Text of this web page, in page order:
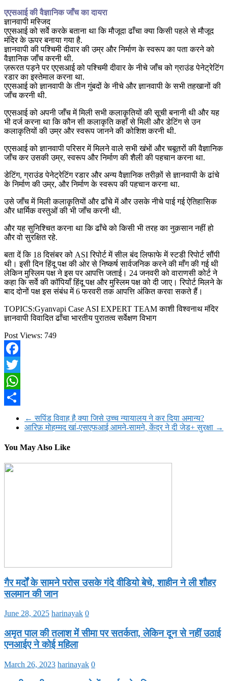
एएसआई की वैज्ञानिक जाँच का दायरा
ज्ञानवापी मस्जिद
एएसआई को सर्वे करके बताना था कि मौजूदा ढाँचा क्या किसी पहले से मौजूद
मंदिर के ऊपर बनाया गया है.
ज्ञानवापी की पश्चिमी दीवार की उम्र और निर्माण के स्वरूप का पता करने को
वैज्ञानिक जाँच करनी थी.
ज़रूरत पड़ने पर एएसआई को पश्चिमी दीवार के नीचे जाँच को ग्राउंड पेनेट्रेटिंग
रडार का इस्तेमाल करना था.
एएसआई को ज्ञानवापी के तीन गुंबदों के नीचे और ज्ञानवापी के सभी तहखानों की
जाँच करनी थी.
एएसआई को अपनी जाँच में मिली सभी कलाकृतियों की सूची बनानी थी और यह
भी दर्ज करना था कि कौन सी कलाकृति कहाँ से मिली और डेटिंग से उन
कलाकृतियों की उम्र और स्वरूप जानने की कोशिश करनी थी.
एएसआई को ज्ञानवापी परिसर में मिलने वाले सभी खंभों और चबूतरों की वैज्ञानिक
जाँच कर उसकी उम्र, स्वरूप और निर्माण की शैली की पहचान करना था.
डेटिंग, ग्राउंड पेनेट्रेटिंग रडार और अन्य वैज्ञानिक तरीक़ों से ज्ञानवापी के ढांचे
के निर्माण की उम्र, और निर्माण के स्वरूप की पहचान करना था.
उसे जाँच में मिली कलाकृतियों और ढाँचे में और उसके नीचे पाई गई ऐतिहासिक
और धार्मिक वस्तुओं की भी जाँच करनी थी.
और यह सुनिश्चित करना था कि ढाँचे को किसी भी तरह का नुक़सान नहीं हो
और वो सुरक्षित रहे.
बता दें कि 18 दिसंबर को ASI रिपोर्ट में सील बंद लिफाफे में स्टडी रिपोर्ट सौंपी
थी। इसी दिन हिंदू पक्ष की ओर से निष्कर्ष सार्वजनिक करने की माँग की गई थी
लेकिन मुस्लिम पक्ष ने इस पर आपत्ति जताई। 24 जनवरी को वाराणसी कोर्ट ने
कहा कि सर्वे की कॉपियाँ हिंदू पक्ष और मुस्लिम पक्ष को दी जाए। रिपोर्ट मिलने के
बाद दोनों पक्ष इस संबंध में 6 फरवरी तक आपत्ति अंकित करवा सकते हैं।
TOPICS:Gyanvapi Case ASI EXPERT TEAM काशी विश्वनाथ मंदिर
ज्ञानवापी विवादित ढाँचा भारतीय पुरातत्व सर्वेक्षण विभाग
Post Views: 749
Facebook
Twitter
WhatsApp
← सपिंड विवाह है क्या जिसे उच्च न्यायालय ने कर दिया अमान्य?
आरिफ़ मोहम्मद खां-एसएफआई आमने-सामने, केंद्र ने दी जेड+ सुरक्षा →
You May Also Like
गैर मर्दों के सामने परोस उसके गंदे वीडियो बेचे, शाहीन ने ली शौहर
सलमान की जान
June 28, 2025 harinayak 0
अमृत पाल की तलाश में सीमा पर सतर्कता, लेकिन दून से नहीं उठाई
एनआईए ने कोई महिला
March 26, 2023 harinayak 0